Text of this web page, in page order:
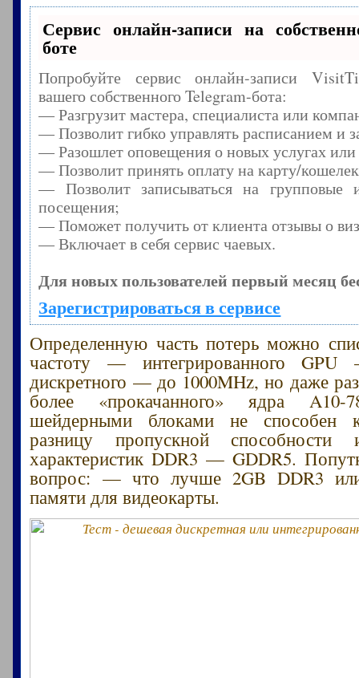
Сервис онлайн-записи на
боте
Попробуйте сервис онлайн-записи
вашего собственного Telegram-бота:
— Разгрузит мастера, специалиста или
— Позволит гибко управлять расписанием и
— Разошлет оповещения о новых услугах
— Позволит принять оплату на карту/
— Позволит записываться на групповые
посещения;
— Поможет получить от клиента отзывы о
— Включает в себя сервис чаевых.
Для новых пользователей первый месяц
Зарегистрироваться в сервисе
Определенную часть потерь можно
частоту — интегрированного
дискретного — до 1000MHz, но даже
более «прокачанного» ядра
шейдерными блоками не способен
разницу пропускной способности
характеристик DDR3 — GDDR5.
вопрос: — что лучше 2GB DDR3
памяти для видеокарты.